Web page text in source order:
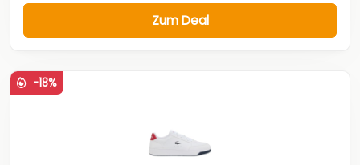
Zum Deal
-18%